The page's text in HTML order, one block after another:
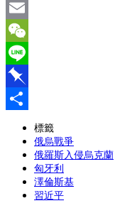
Twitter
Email
WeChat
Line
Pinboard
標籤
俄烏戰爭
俄羅斯入侵烏克蘭
匈牙利
澤倫斯基
習近平